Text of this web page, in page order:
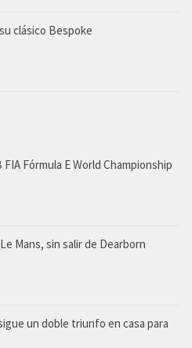
clásico Bespoke
Fórmula E World Championship
Mans, sin salir de Dearborn
un doble triunfo en casa para